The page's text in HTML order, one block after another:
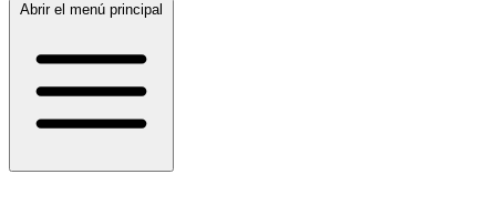
Abrir el menú principal